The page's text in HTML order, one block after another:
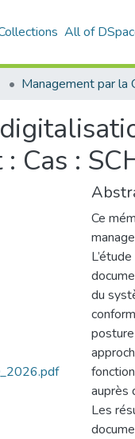
All of
Cas :
Ce
du
auprès
Les